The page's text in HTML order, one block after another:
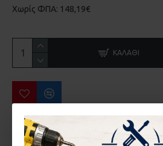
Χωρίς ΦΠΑ: 148,19€
ΚΑΛΆΘΙ
ΠΕΡΙΣΣΌΤΕΡΑ ΑΠΌ ΤΗΝ ΙΔΙΑ ΜΆΡΚΑ